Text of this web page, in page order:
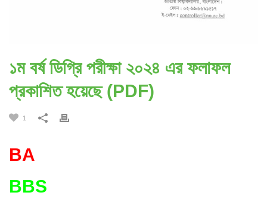
১ম বর্ষ ডিগ্রি পরীক্ষা ২০২৪ এর ফলাফল
প্রকাশিত হয়েছে (PDF)
1
BA
BBS